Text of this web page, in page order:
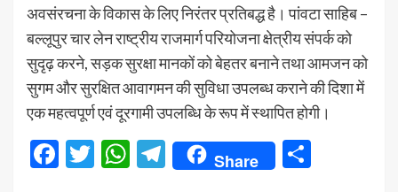
अवसंरचना के विकास के लिए निरंतर प्रतिबद्ध है। पांवटा साहिब –
बल्‍लूपुर चार लेन राष्ट्रीय राजमार्ग परियोजना क्षेत्रीय संपर्क को
सुदृढ़ करने, सड़क सुरक्षा मानकों को बेहतर बनाने तथा आमजन को
सुगम और सुरक्षित आवागमन की सुविधा उपलब्ध कराने की दिशा में
एक महत्वपूर्ण एवं दूरगामी उपलब्धि के रूप में स्थापित होगी।
Facebook
Twitter
WhatsApp
Telegram
Share